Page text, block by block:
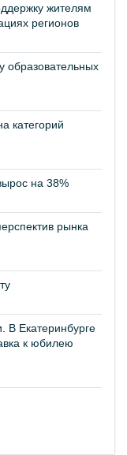
жителям
регионов
образовательных
категорий
на 38%
рынка
В Екатеринбурге
к юбилею